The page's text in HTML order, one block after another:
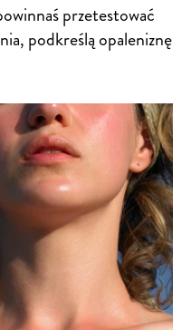
przetestować
podkreślą opaleniznę